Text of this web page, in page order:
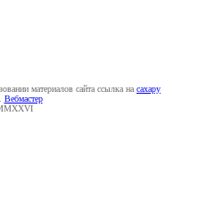
материалов сайта ссылка на caxapу
Вебмастер